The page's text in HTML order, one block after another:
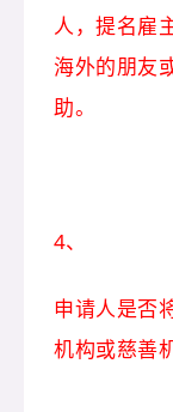
人，提名雇
海外的朋友
助。
4、
申请人是否
机构或慈善